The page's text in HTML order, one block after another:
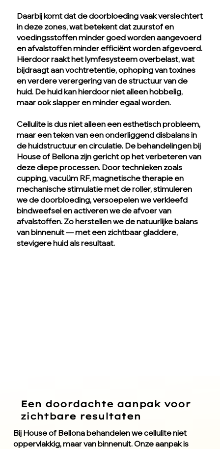
Daarbij komt dat de doorbloeding vaak verslechtert
in deze zones, wat betekent dat zuurstof en
voedingsstoffen minder goed worden aangevoerd
en afvalstoffen minder efficiënt worden afgevoerd.
Hierdoor raakt het lymfesysteem overbelast, wat
bijdraagt aan vochtretentie, ophoping van toxines
en verdere verergering van de structuur van de
huid. De huid kan hierdoor niet alleen hobbelig,
maar ook slapper en minder egaal worden.
Cellulite is dus niet alleen een esthetisch probleem,
maar een teken van een onderliggend disbalans in
de huidstructuur en circulatie. De behandelingen bij
House of Bellona zijn gericht op het verbeteren van
deze diepe processen. Door technieken zoals
cupping, vacuüm RF, magnetische therapie en
mechanische stimulatie met de roller, stimuleren
we de doorbloeding, versoepelen we verkleefd
bindweefsel en activeren we de afvoer van
afvalstoffen. Zo herstellen we de natuurlijke balans
van binnenuit — met een zichtbaar gladdere,
stevigere huid als resultaat.
Bij House of Bellona behandelen we cellulite niet
oppervlakkig, maar van binnenuit. Onze aanpak is
Een doordachte aanpak voor
zichtbare resultaten